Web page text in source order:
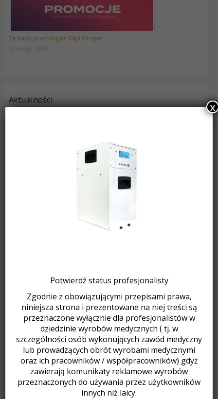
Zestawy promocyjne RapidShape
17 lutego, 2026
Aktualności
Oferta pracy: Asystent Działu Sprzedaży
Wyprzedaż urządzeń firmy BEGO do metod konwencjonalnych
Ministar Black Edition – 100 lecie Scheu-Dental!
VITA VIONIC® BASE RESIN FLEX
Kursy certyfikujące CA Clear Aligner
Fotorelacja Spotkanie Mikołajkowe 2025
Produkty
MINISTAR S czarny
10900,00 złz VAT
Poprzednia najniższa cena:10900,00zł
Potwierdź status profesjonalisty
Zgodnie z obowiązującymi przepisami prawa,
niniejsza strona i prezentowane na niej treści są
przeznaczone wyłącznie dla profesjonalistów w
dziedzinie wyrobów medycznych ( tj. w
szczególności osób wykonujących zawód medyczny
lub prowadzących obrót wyrobami medycznymi
oraz ich pracowników / współpracowników) gdyż
zawierają komunikaty reklamowe wyrobów
przeznaczonych do używania przez użytkowników
innych niż laicy.
x